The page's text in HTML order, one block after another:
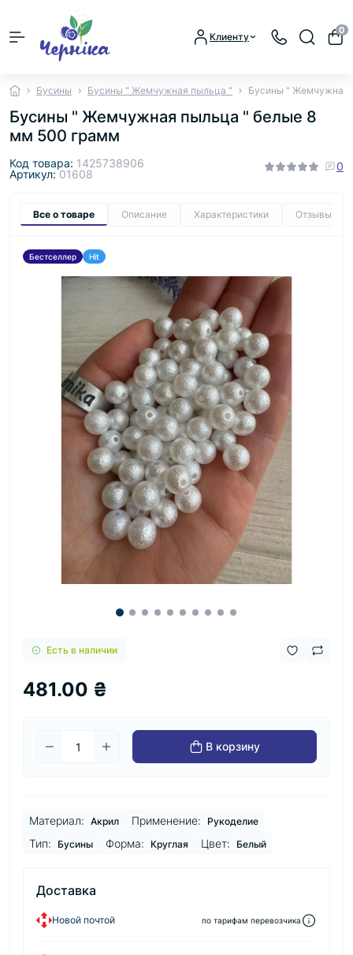
Клиенту
0
Бусины Бусины " Жемчужная пыльца " Бусины " Жемчужная
Бусины " Жемчужная пыльца " белые 8
мм 500 грамм
Код товара: 1425738906
Артикул:01608
0
Все о товаре Описание Характеристики Отзывы
Бестселлер Hit
Есть в наличии
481.00 ₴
В корзину
Материал: Акрил Применение: Рукоделие
Тип: Бусины Форма: Круглая Цвет: Белый
Доставка
Новой почтой по тарифам перевозчика